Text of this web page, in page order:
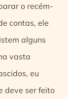
o recém-
contas, ele
alguns
vasta
eu
deve ser feito